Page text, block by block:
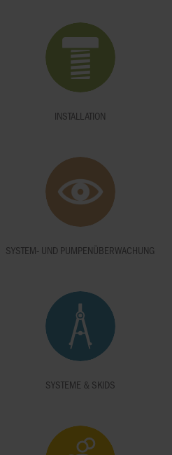
INSTALLATION
SYSTEM- UND PUMPENÜBERWACHUNG
SYSTEME & SKIDS